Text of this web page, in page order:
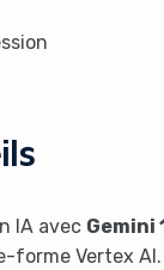
IA avec Gemini
Vertex AI.